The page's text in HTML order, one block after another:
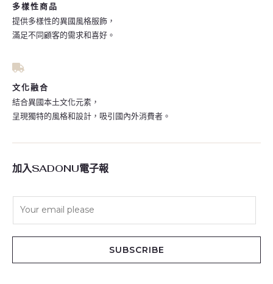
多樣性商品
提供多樣性的異國風格服飾，
滿足不同顧客的需求和喜好。
文化融合
結合異國本土文化元素，
呈現獨特的風格和設計，吸引國內外消費者。
加入SADONU電子報
SUBSCRIBE